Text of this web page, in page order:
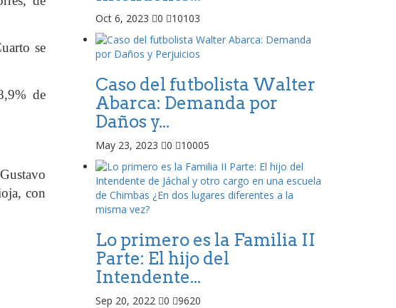
se
de
con
Oct 6, 2023 0 10103
Caso del futbolista Walter
Abarca: Demanda por
Daños y...
May 23, 2023 0 10005
Lo primero es la Familia II
Parte: El hijo del
Intendente...
Sep 20, 2022 0 9620